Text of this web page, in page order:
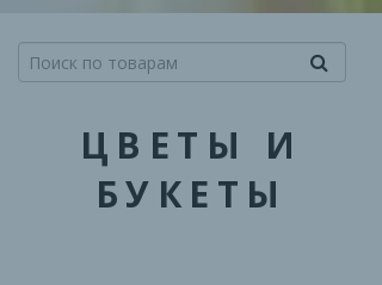
ЦВЕТЫ И
БУКЕТЫ